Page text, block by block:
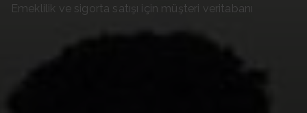
Emeklilik ve sigorta satışı için müşteri veritabanı